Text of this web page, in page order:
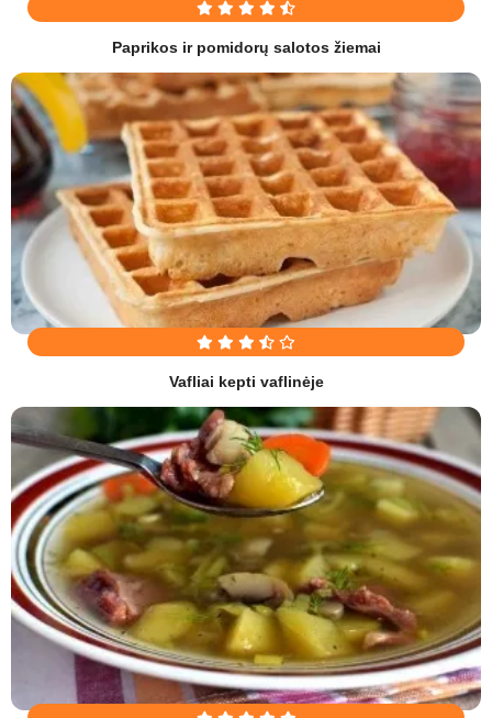
Paprikos ir pomidorų salotos žiemai
Vafliai kepti vaflinėje